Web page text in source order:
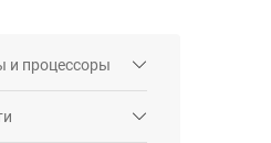
и процессоры